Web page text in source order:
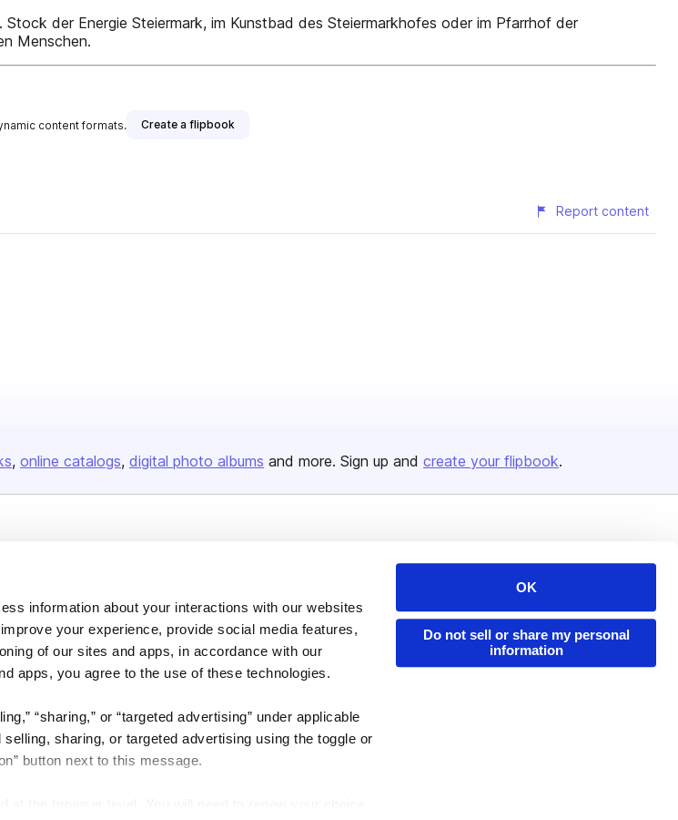
information about your interactions with our websites
your experience, provide social media features,
of our sites and apps, in accordance with our
apps, you agree to the use of these technologies.
“sharing,” or “targeted advertising” under applicable
sharing, or targeted advertising using the toggle or
button next to this message.
OK
Do not sell or share my personal
information
der Energie Steiermark, im Kunstbad des Steiermarkhofes oder im Pfarrhof der
Menschen.
content formats. Create a flipbook
Report content
online catalogs digital photo albums and more. Sign up and create your flipbook.
Careers
Plans & Pricing
Press
Features
Flipbook
Industries
Publisher Directory
Redeem Code